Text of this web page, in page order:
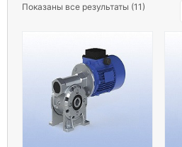
Показаны все результаты (11)